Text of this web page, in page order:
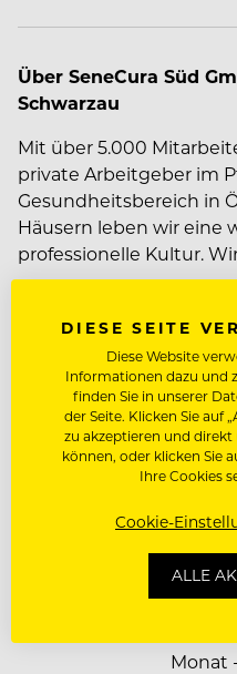
Über SeneCura Süd
Schwarzau
Mit über 5.000
private Arbeitgeber im
Gesundheitsbereich in
Häusern leben wir eine
professionelle Kultur.
Verstand mit den und
viel Positives
Sinn, und jedes
Pflegezentrum Schwarzau
JOBDETAILS
Teilzeit
Monat
DIESE SEITE
Diese Website
Informationen dazu und
finden Sie in unserer
der Seite. Klicken Sie auf
zu akzeptieren und direkt
können, oder klicken Sie
Ihre Cookies
Cookie-
ALLE